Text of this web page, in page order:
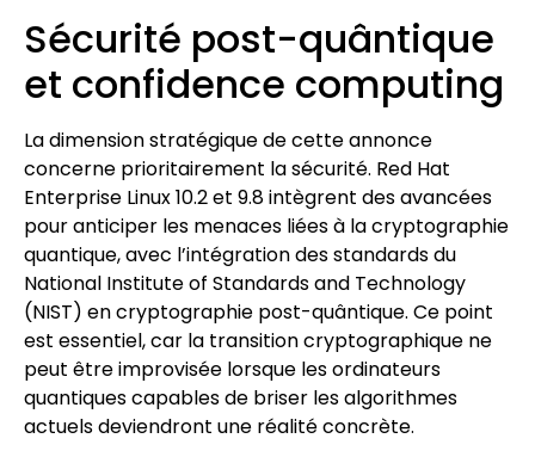
Sécurité post-quântique
et confidence computing
La dimension stratégique de cette annonce
concerne prioritairement la sécurité. Red Hat
Enterprise Linux 10.2 et 9.8 intègrent des avancées
pour anticiper les menaces liées à la cryptographie
quantique, avec l’intégration des standards du
National Institute of Standards and Technology
(NIST) en cryptographie post-quântique. Ce point
est essentiel, car la transition cryptographique ne
peut être improvisée lorsque les ordinateurs
quantiques capables de briser les algorithmes
actuels deviendront une réalité concrète.